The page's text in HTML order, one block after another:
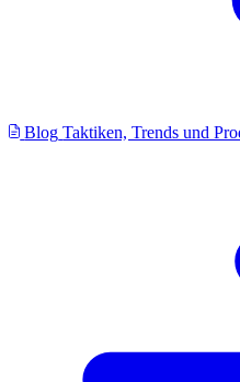
Blog Taktiken, Trends und